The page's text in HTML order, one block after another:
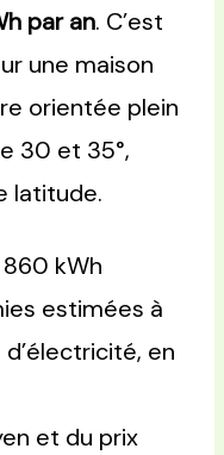
par an. C’est
une maison
orientée plein
30 et 35°,
latitude.
kWh
estimées à
en
et du prix